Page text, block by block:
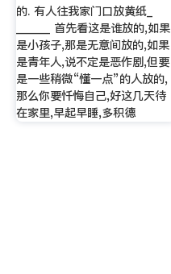
的. 有人往我家门口放黄纸_
______ 首先看这是谁放的,如果
是小孩子,那是无意间放的,如果
是青年人,说不定是恶作剧,但要
是一些稍微“懂一点”的人放的,
那么你要忏悔自己,好这几天待
在家里,早起早睡,多积德